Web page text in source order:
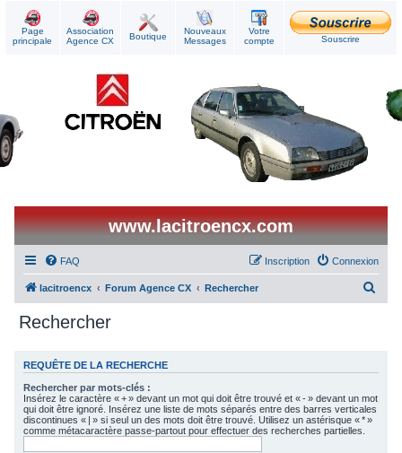
Page
principale
Association
Agence CX
Boutique
Nouveaux
Messages
Votre
compte
Souscrire
www.lacitroencx.com
FAQ Connexion
Inscription
lacitroencx Forum Agence CX Rechercher
e
r
Rechercher
REQUÊTE DE LA RECHERCHE
Rechercher par mots-clés :
Insérez le caractère « + » devant un mot qui doit être trouvé et « - » devant un mot
qui doit être ignoré. Insérez une liste de mots séparés entre des barres verticales
discontinues « | » si seul un des mots doit être trouvé. Utilisez un astérisque « * »
comme métacaractère passe-partout pour effectuer des recherches partielles.